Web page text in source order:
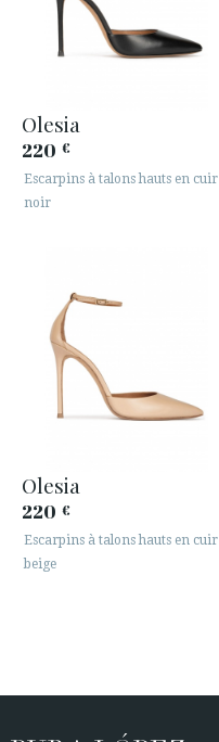
Olesia
220 €
Escarpins à talons hauts en cuir
noir
Olesia
220 €
Escarpins à talons hauts en cuir
beige